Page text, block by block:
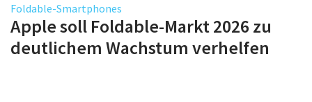
Foldable-Smartphones
Apple soll Foldable-Markt 2026 zu
deutlichem Wachstum verhelfen